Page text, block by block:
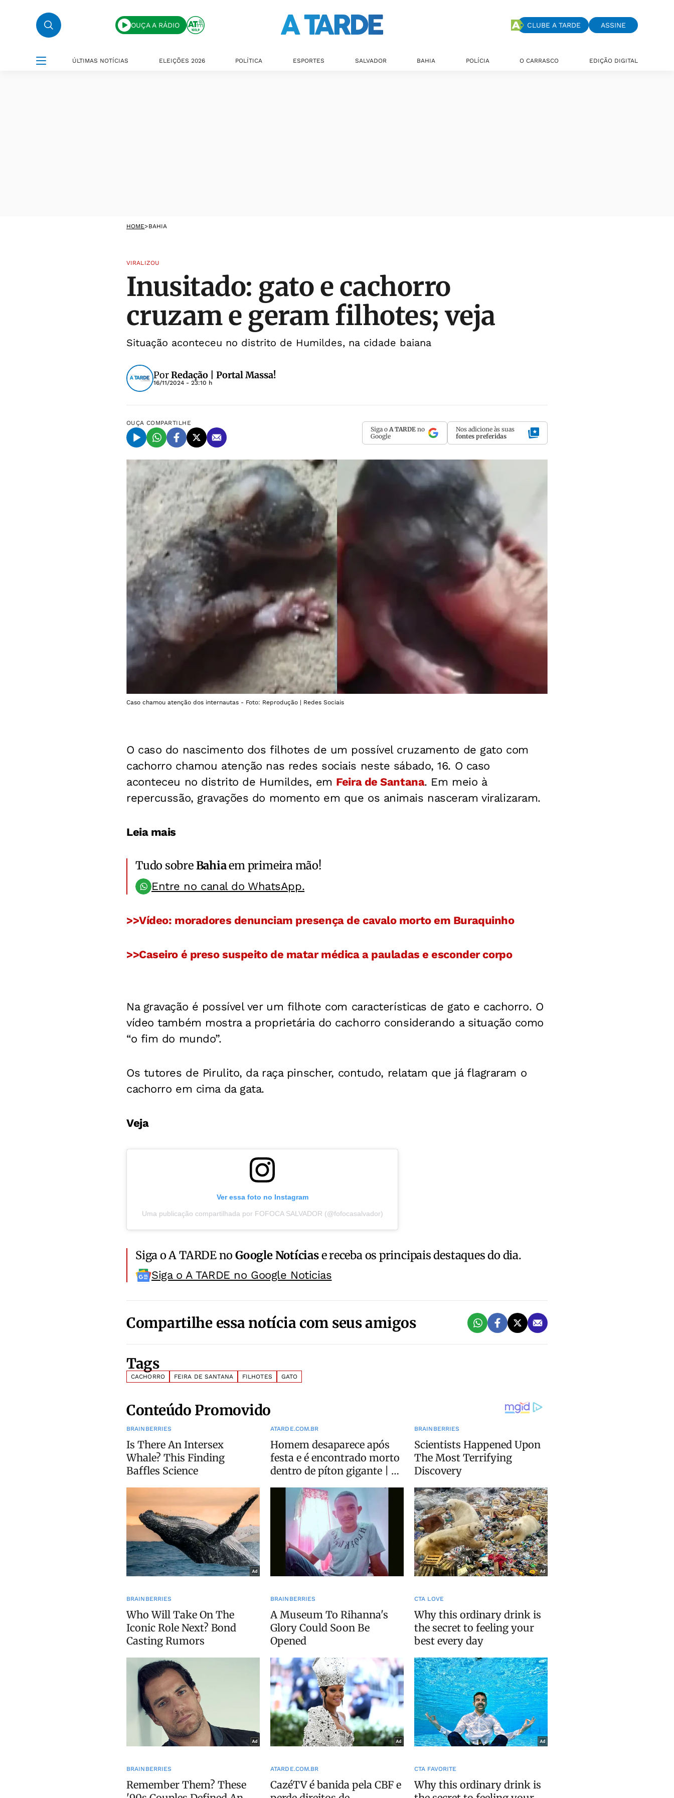
OUÇA A RÁDIO CLUBE A TARDE ASSINE
ÚLTIMAS NOTÍCIAS ELEIÇÕES 2026 POLÍTICA ESPORTES SALVADOR BAHIA POLÍCIA O CARRASCO EDIÇÃO DIGITAL
HOME>BAHIA
VIRALIZOU
Inusitado: gato e cachorro
cruzam e geram filhotes; veja
Situação aconteceu no distrito de Humildes, na cidade baiana
PorRedação | Portal Massa!
16/11/2024 - 23:10 h
OUÇA COMPARTILHE
Siga o A TARDE no
Google
Nos adicione às suas
fontes preferidas
Caso chamou atenção dos internautas - Foto: Reprodução | Redes Sociais
O caso do nascimento dos filhotes de um possível cruzamento de gato com
cachorro chamou atenção nas redes sociais neste sábado, 16. O caso
aconteceu no distrito de Humildes, em Feira de Santana. Em meio à
repercussão, gravações do momento em que os animais nasceram viralizaram.
Leia mais
Tudo sobreBahiaem primeira mão!
Entre no canal do WhatsApp.
>>Vídeo: moradores denunciam presença de cavalo morto em Buraquinho
>>Caseiro é preso suspeito de matar médica a pauladas e esconder corpo
Na gravação é possível ver um filhote com características de gato e cachorro. O
vídeo também mostra a proprietária do cachorro considerando a situação como
“o fim do mundo”.
Os tutores de Pirulito, da raça pinscher, contudo, relatam que já flagraram o
cachorro em cima da gata.
Veja
Ver essa foto no Instagram
Uma publicação compartilhada por FOFOCA SALVADOR (@fofocasalvador)
Siga o A TARDE noGoogle Notíciase receba os principais destaques do dia.
Siga o A TARDE no Google Noticias
Compartilhe essa notícia com seus amigos
Tags
CACHORRO FEIRA DE SANTANA FILHOTES GATO